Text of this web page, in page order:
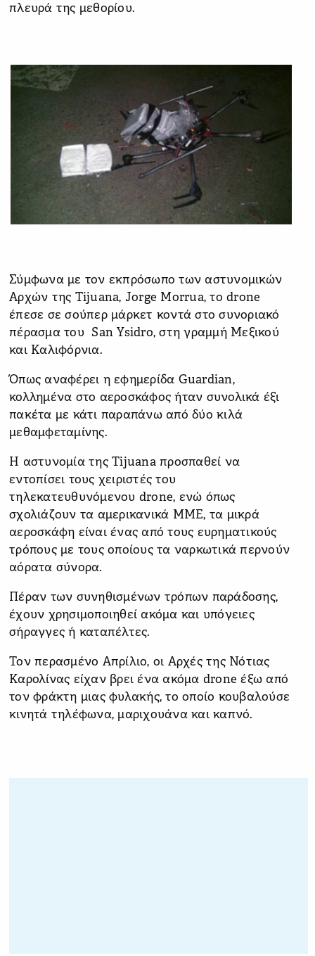
πλευρά της μεθορίου.
Σύμφωνα με τον εκπρόσωπο των αστυνομικών
Αρχών της Tijuana, Jorge Morrua, το drone
έπεσε σε σούπερ μάρκετ κοντά στο συνοριακό
πέρασμα του San Ysidro, στη γραμμή Μεξικού
και Καλιφόρνια.
Όπως αναφέρει η εφημερίδα Guardian,
κολλημένα στο αεροσκάφος ήταν συνολικά έξι
πακέτα με κάτι παραπάνω από δύο κιλά
μεθαμφεταμίνης.
Η αστυνομία της Tijuana προσπαθεί να
εντοπίσει τους χειριστές του
τηλεκατευθυνόμενου drone, ενώ όπως
σχολιάζουν τα αμερικανικά ΜΜΕ, τα μικρά
αεροσκάφη είναι ένας από τους ευρηματικούς
τρόπους με τους οποίους τα ναρκωτικά περνούν
αόρατα σύνορα.
Πέραν των συνηθισμένων τρόπων παράδοσης,
έχουν χρησιμoποιηθεί ακόμα και υπόγειες
σήραγγες ή καταπέλτες.
Τον περασμένο Απρίλιο, οι Αρχές της Νότιας
Καρολίνας είχαν βρει ένα ακόμα drone έξω από
τον φράκτη μιας φυλακής, το οποίο κουβαλούσε
κινητά τηλέφωνα, μαριχουάνα και καπνό.